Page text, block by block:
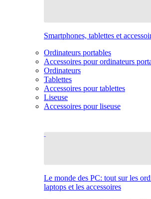
Smartphones, tablettes et
Ordinateurs portables
Accessoires pour ordinateurs
Ordinateurs
Tablettes
Accessoires pour tablettes
Liseuse
Accessoires pour liseuse
Le monde des PC: tout sur les
laptops et les accessoires